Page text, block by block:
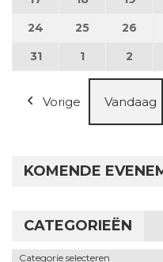
24 24 augustus 2026
25 25 26 26
3131 augustus 2026
1 1 september
2 2
Vorige Vandaag
KOMENDE
CATEGORIEËN
Categorieën